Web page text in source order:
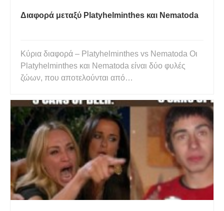
Διαφορά μεταξύ Platyhelminthes και Nematoda
Κύρια διαφορά – Platyhelminthes vs Nematoda Οι
Platyhelminthes και Nematoda είναι δύο φυλές
ζώων, που αποτελούνται από
αποτελούνται από σκουλήκια, οι δύο τύποι
σκουληκιών δεν σχετίζονται στενά. Η κύρια διαφορά
μεταξύ Platyhelminthes και Nematoda είναι ότι